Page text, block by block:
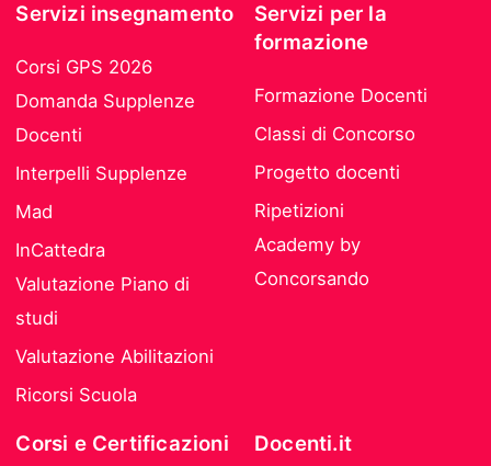
Servizi insegnamento
Corsi GPS 2026
Domanda Supplenze
Docenti
Interpelli Supplenze
Mad
InCattedra
Valutazione Piano di
studi
Valutazione Abilitazioni
Ricorsi Scuola
Servizi per la
formazione
Formazione Docenti
Classi di Concorso
Progetto docenti
Ripetizioni
Academy by
Concorsando
Corsi e Certificazioni Docenti.it